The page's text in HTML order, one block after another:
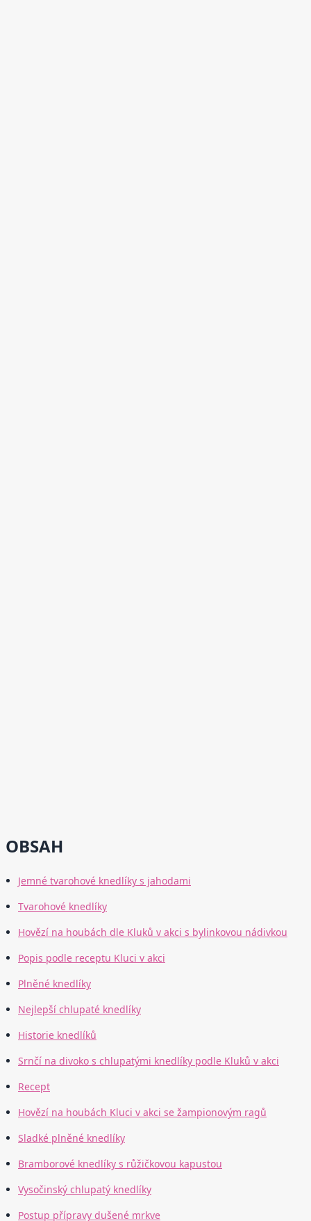
OBSAH
Jemné tvarohové knedlíky s jahodami
Tvarohové knedlíky
Hovězí na houbách dle Kluků v akci s bylinkovou nádivkou
Popis podle receptu Kluci v akci
Plněné knedlíky
Nejlepší chlupaté knedlíky
Historie knedlíků
Srnčí na divoko s chlupatými knedlíky podle Kluků v akci
Recept
Hovězí na houbách Kluci v akci se žampionovým ragů
Sladké plněné knedlíky
Bramborové knedlíky s růžičkovou kapustou
Vysočinský chlupatý knedlíky
Postup přípravy dušené mrkve